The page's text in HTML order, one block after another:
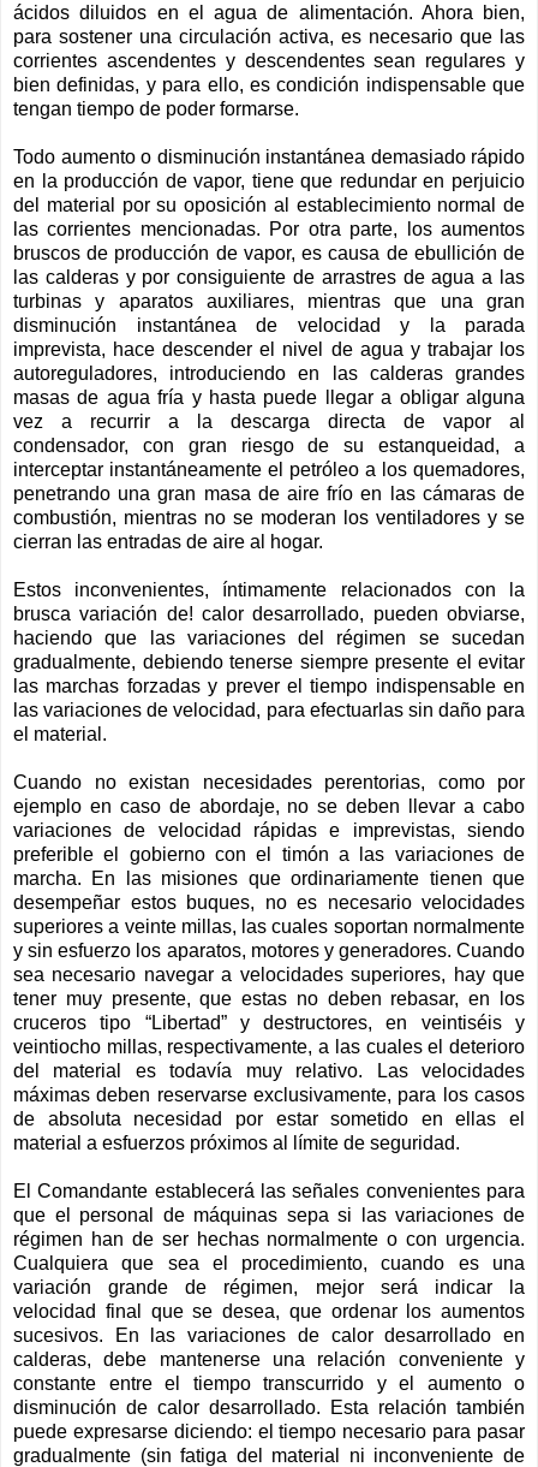
ácidos diluidos en el agua de alimentación. Ahora bien,
para sostener una circulación activa, es necesario que las
corrientes ascendentes y descendentes sean regulares y
bien definidas, y para ello, es condición indispensable que
tengan tiempo de poder formarse.
Todo aumento o disminución instantánea demasiado rápido
en la producción de vapor, tiene que redundar en perjuicio
del material por su oposición al establecimiento normal de
las corrientes mencionadas. Por otra parte, los aumentos
bruscos de producción de vapor, es causa de ebullición de
las calderas y por consiguiente de arrastres de agua a las
turbinas y aparatos auxiliares, mientras que una gran
disminución instantánea de velocidad y la parada
imprevista, hace descender el nivel de agua y trabajar los
autoreguladores, introduciendo en las calderas grandes
masas de agua fría y hasta puede llegar a obligar alguna
vez a recurrir a la descarga directa de vapor al
condensador, con gran riesgo de su estanqueidad, a
interceptar instantáneamente el petróleo a los quemadores,
penetrando una gran masa de aire frío en las cámaras de
combustión, mientras no se moderan los ventiladores y se
cierran las entradas de aire al hogar.
Estos inconvenientes, íntimamente relacionados con la
brusca variación de! calor desarrollado, pueden obviarse,
haciendo que las variaciones del régimen se sucedan
gradualmente, debiendo tenerse siempre presente el evitar
las marchas forzadas y prever el tiempo indispensable en
las variaciones de velocidad, para efectuarlas sin daño para
el material.
Cuando no existan necesidades perentorias, como por
ejemplo en caso de abordaje, no se deben llevar a cabo
variaciones de velocidad rápidas e imprevistas, siendo
preferible el gobierno con el timón a las variaciones de
marcha. En las misiones que ordinariamente tienen que
desempeñar estos buques, no es necesario velocidades
superiores a veinte millas, las cuales soportan normalmente
y sin esfuerzo los aparatos, motores y generadores. Cuando
sea necesario navegar a velocidades superiores, hay que
tener muy presente, que estas no deben rebasar, en los
cruceros tipo “Libertad” y destructores, en veintiséis y
veintiocho millas, respectivamente, a las cuales el deterioro
del material es todavía muy relativo. Las velocidades
máximas deben reservarse exclusivamente, para los casos
de absoluta necesidad por estar sometido en ellas el
material a esfuerzos próximos al límite de seguridad.
El Comandante establecerá las señales convenientes para
que el personal de máquinas sepa si las variaciones de
régimen han de ser hechas normalmente o con urgencia.
Cualquiera que sea el procedimiento, cuando es una
variación grande de régimen, mejor será indicar la
velocidad final que se desea, que ordenar los aumentos
sucesivos. En las variaciones de calor desarrollado en
calderas, debe mantenerse una relación conveniente y
constante entre el tiempo transcurrido y el aumento o
disminución de calor desarrollado. Esta relación también
puede expresarse diciendo: el tiempo necesario para pasar
gradualmente (sin fatiga del material ni inconveniente de